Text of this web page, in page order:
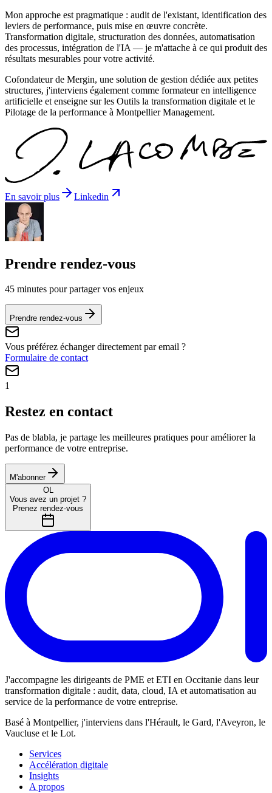
Mon approche est pragmatique : audit de l'existant, identification des
leviers de performance, puis mise en œuvre concrète.
Transformation digitale, structuration des données, automatisation
des processus, intégration de l'IA — je m'attache à ce qui produit des
résultats mesurables pour votre activité.
Cofondateur de Mergin, une solution de gestion dédiée aux petites
structures, j'interviens également comme formateur en intelligence
artificielle et enseigne sur les Outils la transformation digitale et le
Pilotage de la performance à Montpellier Management.
En savoir plus Linkedin
Prendre rendez-vous
45 minutes pour partager vos enjeux
Prendre rendez-vous
Vous préférez échanger directement par email ?
Formulaire de contact
1
Restez en contact
Pas de blabla, je partage les meilleures pratiques pour améliorer la
performance de votre entreprise.
M'abonner
OL
Vous avez un projet ?
Prenez rendez-vous
J'accompagne les dirigeants de PME et ETI en Occitanie dans leur
transformation digitale : audit, data, cloud, IA et automatisation au
service de la performance de votre entreprise.
Basé à Montpellier, j'interviens dans l'Hérault, le Gard, l'Aveyron, le
Vaucluse et le Lot.
Services
Accélération digitale
Insights
A propos